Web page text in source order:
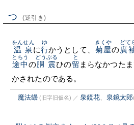
つ (逆引き)
温泉
をんせん
に行
ゆ
かうとして、 菊屋
きくや
の廣
どて
途中
とちう
の胴震
どうぶる
ひの留
と
まらなかつたま
かされたのである。
魔法罎 (旧字旧仮名) ／ 泉鏡花、 泉鏡太郎